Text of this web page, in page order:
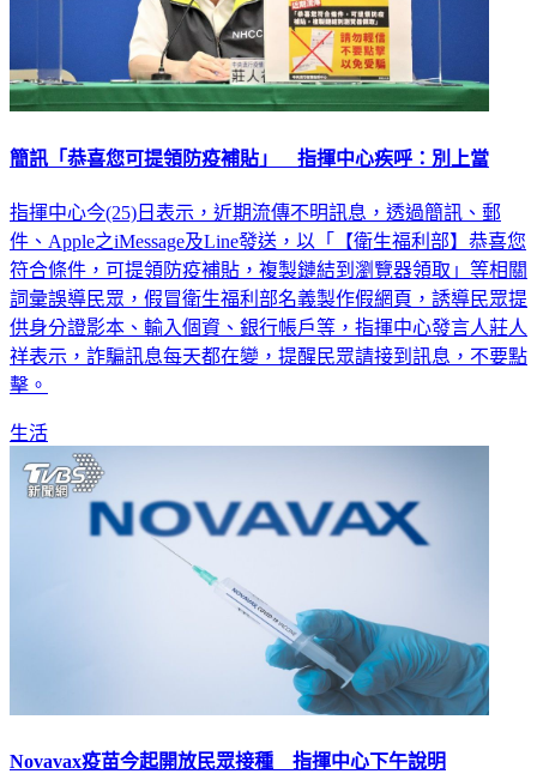
簡訊「恭喜您可提領防疫補貼」 指揮中心疾呼：別上當
指揮中心今(25)日表示，近期流傳不明訊息，透過簡訊、郵
件、Apple之iMessage及Line發送，以「【衛生福利部】恭喜您
符合條件，可提領防疫補貼，複製鏈結到瀏覽器領取」等相關
詞彙誤導民眾，假冒衛生福利部名義製作假網頁，誘導民眾提
供身分證影本、輸入個資、銀行帳戶等，指揮中心發言人莊人
祥表示，詐騙訊息每天都在變，提醒民眾請接到訊息，不要點
擊。
生活
Novavax疫苗今起開放民眾接種 指揮中心下午說明